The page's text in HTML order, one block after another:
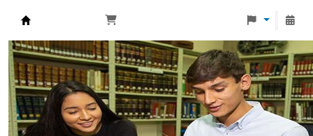
Biblioteca Universidad Monteávila